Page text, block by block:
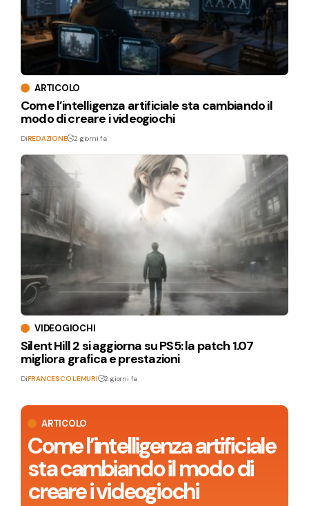
ARTICOLO
Come l’intelligenza artificiale
sta cambiando il modo di
creare i videogiochi
ARTICOLO
Come l’intelligenza artificiale sta cambiando il
modo di creare i videogiochi
DiREDAZIONE 2 giorni fa
VIDEOGIOCHI
Silent Hill 2 si aggiorna su PS5: la patch 1.07
migliora grafica e prestazioni
DiFRANCESCO LEMURI 2 giorni fa